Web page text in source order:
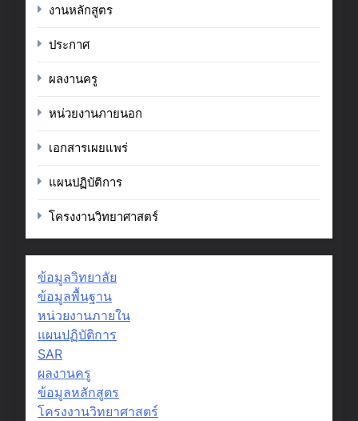
งานหลักสูตร
ประกาศ
ผลงานครู
หน่วยงานภายนอก
เอกสารเผยแพร่
แผนปฏิบัติการ
โครงงานวิทยาศาสตร์
ข้อมูลวิทยาลัย
ข้อมูลพื้นฐาน
หน่วยงานภายใน
แผนปฏิบัติการ
SAR
ผลงานครู
ข้อมูลหลักสูตร
โครงงานวิทยาศาสตร์